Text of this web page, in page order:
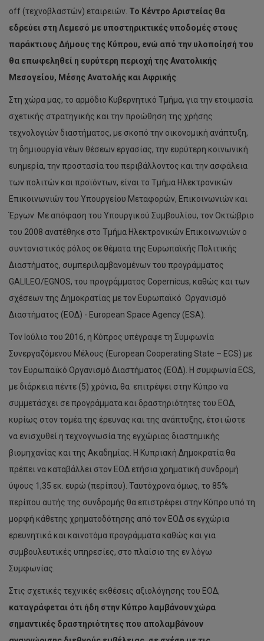
off (τεχνοβλαστών) εταιρειών. Το Κέντρο Αριστείας θα
εδρεύει στη Λεμεσό με υποστηρικτικές υποδομές στους
παράκτιους Δήμους της Κύπρου, ενώ από την υλοποίησή του
θα επωφεληθεί η ευρύτερη περιοχή της Ανατολικής
Μεσογείου, Μέσης Ανατολής και Αφρικής
Στη χώρα μας, το αρμόδιο Κυβερνητικό Τμήμα, για την ετοιμασία
σχετικής στρατηγικής και την προώθηση της χρήσης
τεχνολογιών διαστήματος, με σκοπό την οικονομική ανάπτυξη,
τη δημιουργία νέων θέσεων εργασίας, την ευρύτερη κοινωνική
ευημερία, την προστασία του περιβάλλοντος και την ασφάλεια
των πολιτών και προϊόντων, είναι το Τμήμα Ηλεκτρονικών
Επικοινωνιών του Υπουργείου Μεταφορών, Επικοινωνιών και
Έργων. Με απόφαση του Υπουργικού Συμβουλίου, τον Οκτώβριο
του 2008 ανατέθηκε στο Τμήμα Ηλεκτρονικών Επικοινωνιών ο
συντονιστικός ρόλος σε θέματα της Ευρωπαϊκής Πολιτικής
Διαστήματος, συμπεριλαμβανομένων του προγράμματος
GALILEO/EGNOS, του προγράμματος Copernicus, καθώς και των
σχέσεων της Δημοκρατίας με τον Ευρωπαϊκό Οργανισμό
Διαστήματος (ΕΟΔ) - European Space Agency (ESA).
Τον Ιούλιο του 2016, η Κύπρος υπέγραψε τη Συμφωνία
Συνεργαζόμενου Μέλους (European Cooperating State – ECS) με
τον Ευρωπαϊκό Οργανισμό Διαστήματος (ΕΟΔ). Η συμφωνία ECS,
με διάρκεια πέντε (5) χρόνια, θα επιτρέψει στην Κύπρο να
συμμετάσχει σε προγράμματα και δραστηριότητες του ΕΟΔ,
κυρίως στον τομέα της έρευνας και της ανάπτυξης, έτσι ώστε
να ενισχυθεί η τεχνογνωσία της εγχώριας διαστημικής
βιομηχανίας και της Ακαδημίας. Η Κυπριακή Δημοκρατία θα
πρέπει να καταβάλλει στον ΕΟΔ ετήσια χρηματική συνδρομή
ύψους 1,35 εκ. ευρώ (περίπου). Ταυτόχρονα όμως, το 85%
περίπου αυτής της συνδρομής θα επιστρέφει στην Κύπρο υπό τη
μορφή κάθετης χρηματοδότησης από τον ΕΟΔ σε εγχώρια
ερευνητικά και καινοτόμα προγράμματα καθώς και για
συμβουλευτικές υπηρεσίες, στο πλαίσιο της εν λόγω
Συμφωνίας.
Στις σχετικές τεχνικές εκθέσεις αξιολόγησης του ΕΟΔ,
καταγράφεται ότι ήδη στην Κύπρο λαμβάνουν χώρα
σημαντικές δραστηριότητες που απολαμβάνουν